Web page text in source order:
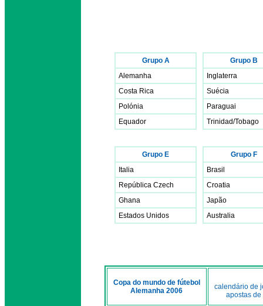
Grupo A
Alemanha
Costa Rica
Polónia
Equador
Grupo B
Inglaterra
Suécia
Paraguai
Trinidad/Tobago
Grupo E
Italia
República Czech
Ghana
Estados Unidos
Grupo F
Brasil
Croatia
Japão
Australia
Copa do mundo de fútebol
Alemanha 2006
calendário de
apostas de